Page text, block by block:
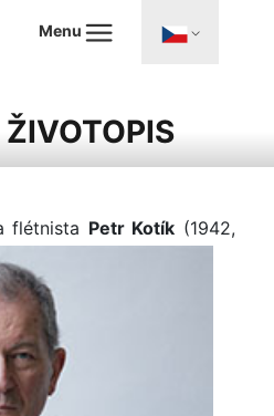
Menu
flétnista Petr Kotík (1942,